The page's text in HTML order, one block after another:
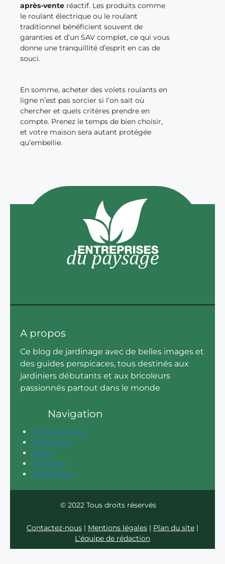
après-vente réactif. Les produits comme
le roulant électrique ou le roulant
traditionnel bénéficient souvent de
garanties et d’un SAV complet, ce qui vous
donne une tranquillité d’esprit en cas de
souci.
En somme, acheter des volets roulants en
ligne n’est pas sorcier si l’on sait où
chercher et quels critères prendre en
compte. Prenez le temps de bien choisir,
et votre maison sera autant protégée
qu’embellie.
A propos
Ce blog de jardinage avec de belles images et
des guides perspicaces, tous destinés aux
jardiniers débutants et aux bricoleurs
passionnés partout dans le monde
Navigation
Aménagement
Décoration
Jardin
Bricolage
Vie pratique
© 2022 Tous droits réservés
Contactez-nous | Mentions légales | Plan du site |
L'équipe de rédaction